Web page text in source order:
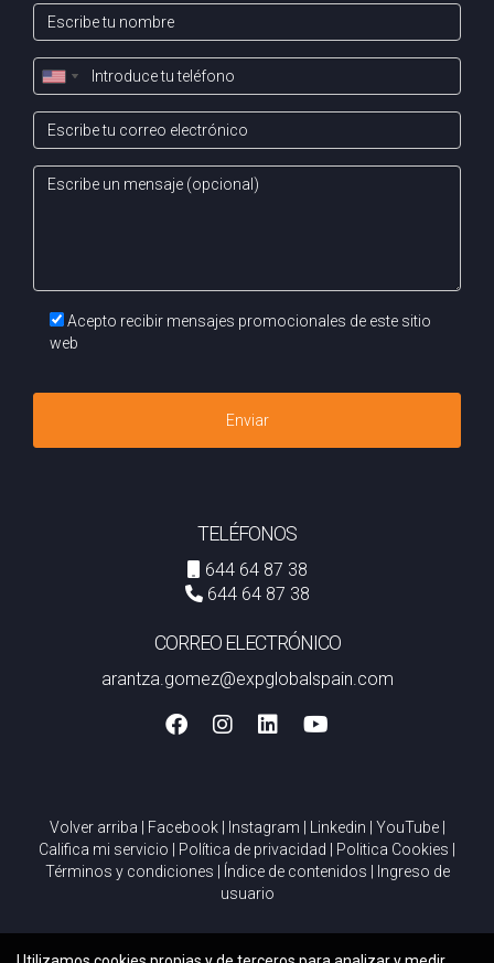
Para vender un piso, necesitarás el título de propiedad,
certificados de eficiencia energética y el recibo del último
pago de IBI, entre otros documentos relevantes que
pueden variar según la ubicación.
Vender un piso en La Chantrea no tiene por qué ser un
solo satisfaga tus necesidades económicas, sino que
también te deje con una experiencia positiva. A medida que
atención al detalle son tus mejores aliados. Mantén la
confianza en que cada paso que tomes te acercará más a
Acepto recibir mensajes promocionales de este sitio
web
Enviar
TELÉFONOS
644 64 87 38
644 64 87 38
CORREO ELECTRÓNICO
arantza.gomez@expglobalspain.com
Volver arriba Facebook| Instagram Linkedin YouTube|
Califica mi servicio
Política de privacidad Politica Cookies
Términos y condiciones
Índice de contenidos
Ingreso de
usuario